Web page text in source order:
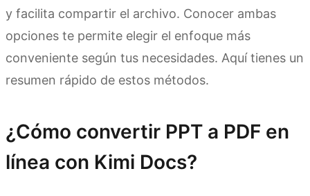
y facilita compartir el archivo. Conocer ambas
opciones te permite elegir el enfoque más
conveniente según tus necesidades. Aquí tienes un
resumen rápido de estos métodos.
¿Cómo convertir PPT a PDF en
línea con Kimi Docs?